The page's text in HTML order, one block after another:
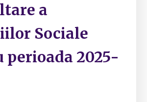
a
Sociale
perioada 2025-